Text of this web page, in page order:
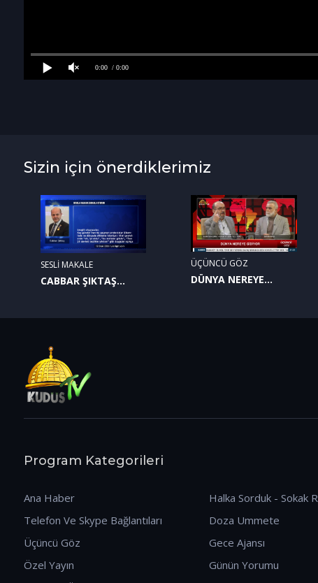
0:00 / 0:00
Sizin için önerdiklerimiz
SESLİ MAKALE
CABBAR ŞIKTAŞ
ÜÇÜNCÜ GÖZ
DÜNYA NEREYE
Program Kategorileri
Ana Haber
Telefon Ve Skype Bağlantıları
Üçüncü Göz
Özel Yayın
Halka Sorduk - Sokak
Doza Ummete
Gece Ajansı
Günün Yorumu